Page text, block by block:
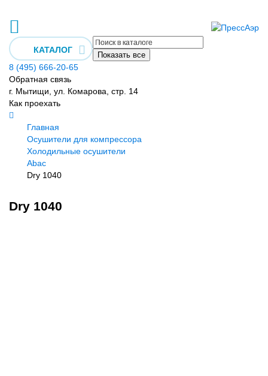
КАТАЛОГ
Показать все
8 (495) 666-20-65
Обратная связь
г. Мытищи, ул. Комарова, стр. 14
Как проехать
Главная
Осушители для компрессора
Холодильные осушители
Abac
Dry 1040
Dry 1040